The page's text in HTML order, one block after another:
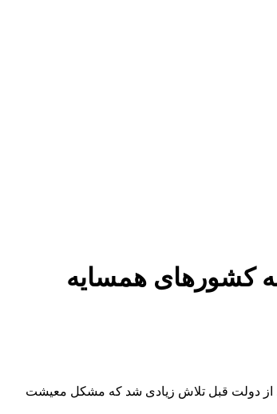
به کشورهای همسایه
از دولت قبل تلاش زیادی شد که مشکل معیشت